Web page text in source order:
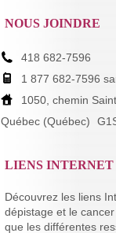
NOUS JOINDRE
418 682-7596
1 877 682-7596
1050, chemin
Québec (Québec)
LIENS INTERNET
Découvrez les liens
dépistage et le
que les différentes